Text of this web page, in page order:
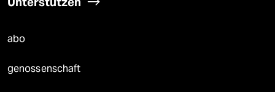
abo
genossenschaft